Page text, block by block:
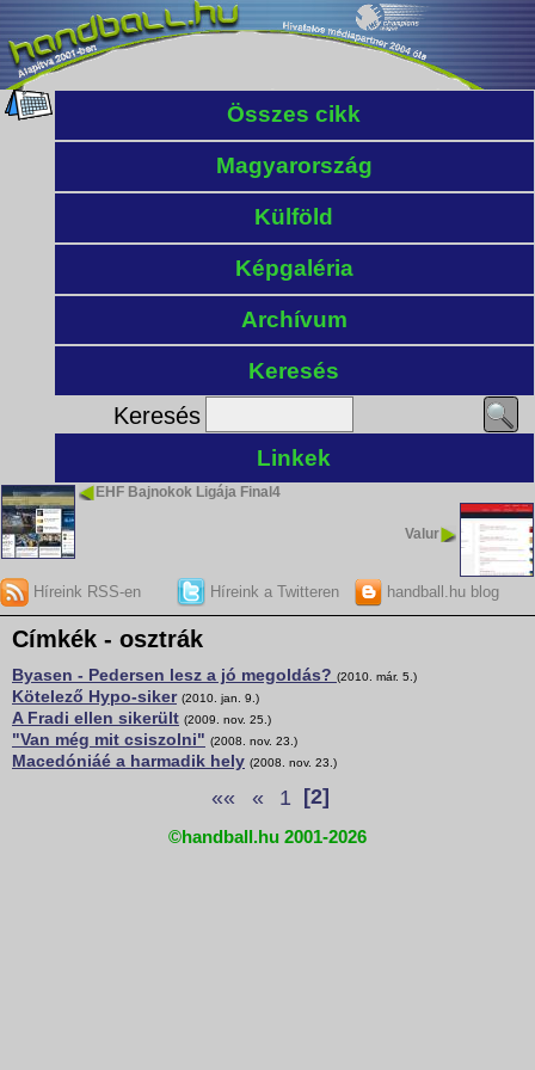
Összes cikk
Magyarország
Külföld
Képgaléria
Archívum
Keresés
Keresés
Linkek
EHF Bajnokok Ligája Final4
Valur
Híreink RSS-en Híreink a Twitteren handball.hu blog
Címkék - osztrák
Byasen - Pedersen lesz a jó megoldás? (2010. már. 5.)
Kötelező Hypo-siker (2010. jan. 9.)
A Fradi ellen sikerült (2009. nov. 25.)
"Van még mit csiszolni" (2008. nov. 23.)
Macedóniáé a harmadik hely (2008. nov. 23.)
«« « 1 [2]
©handball.hu 2001-2026